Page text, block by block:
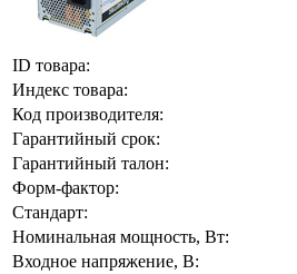
ID товара:
Индекс товара:
Код производителя:
Гарантийный срок:
Гарантийный талон:
Форм-фактор:
Стандарт:
Номинальная мощность, Вт:
Входное напряжение, В: